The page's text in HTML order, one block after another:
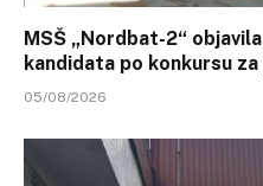
MSŠ „Nordbat-2“
kandidata po konkursu
05/08/2026